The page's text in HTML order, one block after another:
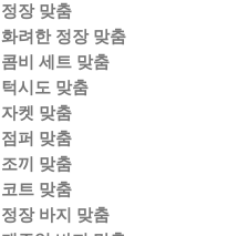
정장 맞춤
화려한 정장 맞춤
콤비 세트 맞춤
턱시도 맞춤
자켓 맞춤
점퍼 맞춤
조끼 맞춤
코트 맞춤
정장 바지 맞춤